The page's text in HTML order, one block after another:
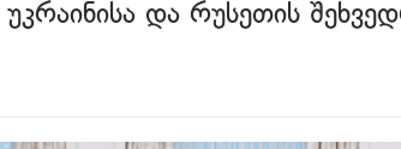
უკრაინისა და რუსეთის